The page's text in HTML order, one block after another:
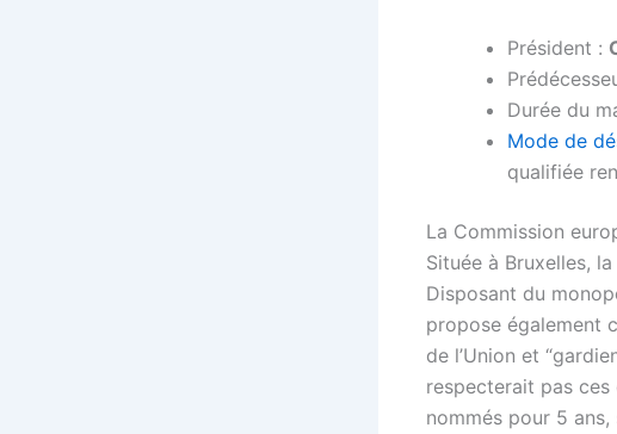
Président :
Durée du
Mode de
qualifiée
La Commission
Située à Bruxelles, la
Disposant du
propose également
de l’Union et
respecterait pas ces
nommés pour 5